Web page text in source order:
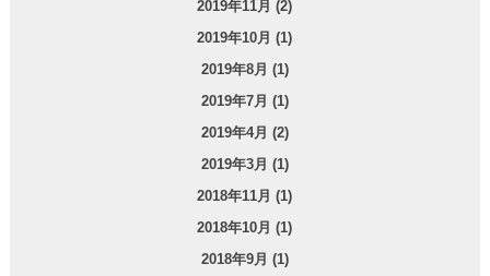
2019年11月 (2)
2019年10月 (1)
2019年8月 (1)
2019年7月 (1)
2019年4月 (2)
2019年3月 (1)
2018年11月 (1)
2018年10月 (1)
2018年9月 (1)